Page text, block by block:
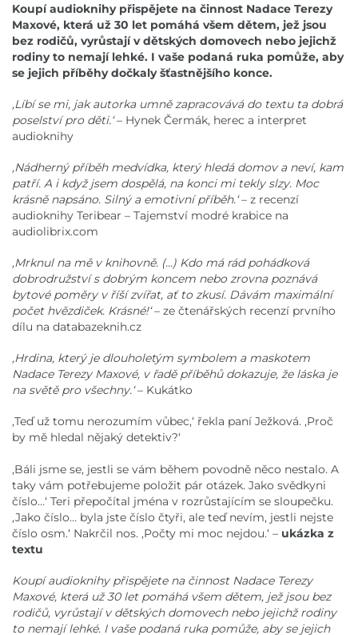
Koupí audioknihy přispějete na činnost Nadace Terezy
Maxové, která už 30 let pomáhá všem dětem, jež jsou
bez rodičů, vyrůstají v dětských domovech nebo jejichž
rodiny to nemají lehké. I vaše podaná ruka pomůže, aby
se jejich příběhy dočkaly šťastnějšího konce.
,Líbí se mi, jak autorka umně zapracovává do textu ta dobrá
poselství pro děti.‘– Hynek Čermák, herec a interpret
audioknihy
,Nádherný příběh medvídka, který hledá domov a neví, kam
patří. A i když jsem dospělá, na konci mi tekly slzy. Moc
krásně napsáno. Silný a emotivní příběh.‘– z recenzí
audioknihy Teribear – Tajemství modré krabice na
audiolibrix.com
,Mrknul na mě v knihovně. (…) Kdo má rád pohádková
dobrodružství s dobrým koncem nebo zrovna poznává
bytové poměry v říší zvířat, ať to zkusí. Dávám maximální
počet hvězdiček. Krásné!‘– ze čtenářských recenzí prvního
dílu na databazeknih.cz
,Hrdina, který je dlouholetým symbolem a maskotem
Nadace Terezy Maxové, v řadě příběhů dokazuje, že láska je
na světě pro všechny.‘– Kukátko
,Teď už tomu nerozumím vůbec,‘ řekla paní Ježková. ,Proč
by mě hledal nějaký detektiv?‘
,Báli jsme se, jestli se vám během povodně něco nestalo. A
taky vám potřebujeme položit pár otázek. Jako svědkyni
číslo…‘ Teri přepočítal jména v rozrůstajícím se sloupečku.
,Jako číslo… byla jste číslo čtyři, ale teď nevím, jestli nejste
číslo osm.‘ Nakrčil nos. ,Počty mi moc nejdou.‘ – ukázka z
textu
Koupí audioknihy přispějete na činnost Nadace Terezy
Maxové, která už 30 let pomáhá všem dětem, jež jsou bez
rodičů, vyrůstají v dětských domovech nebo jejichž rodiny
to nemají lehké. I vaše podaná ruka pomůže, aby se jejich